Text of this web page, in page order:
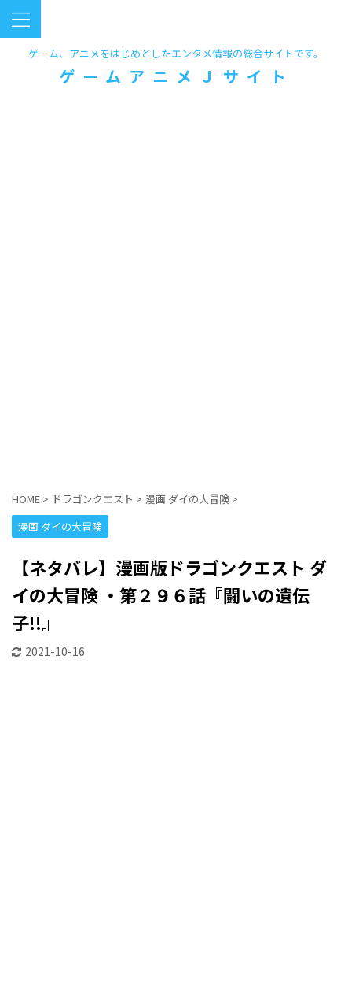
ゲーム、アニメをはじめとしたエンタメ情報の総合サイトです。
ゲームアニメＪサイト
HOME > ドラゴンクエスト > 漫画 ダイの大冒険 >
漫画 ダイの大冒険
【ネタバレ】漫画版ドラゴンクエスト ダ
イの大冒険 ・第２９６話『闘いの遺伝
子!!』
2021-10-16